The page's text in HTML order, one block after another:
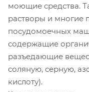
моющие средства.
растворы и многие
посудомоечных
содержащие
разъедающие
соляную, серную,
кислоту).